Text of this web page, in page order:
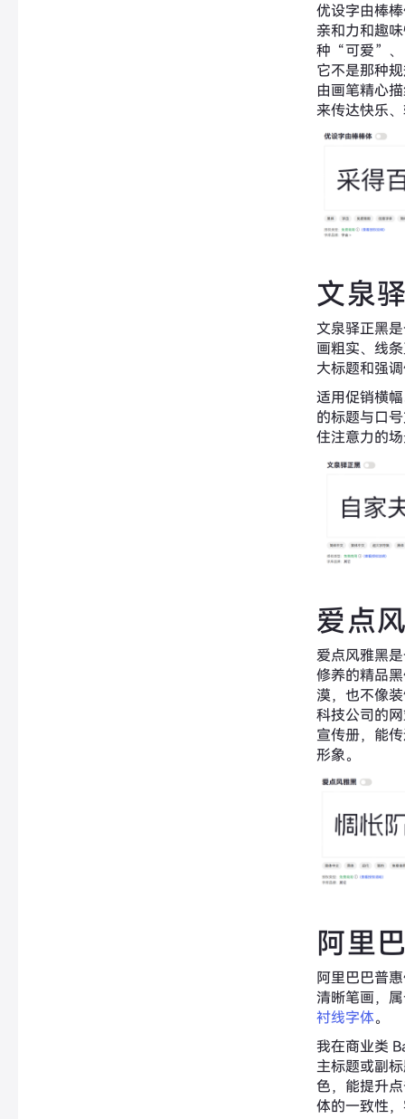
优设字由棒
亲和力和趣
种“可爱”
它不是那种
由画笔精心
来传达快乐
文泉
文泉驿正黑
画粗实、线
大标题和强
适用促销横
的标题与口
住注意力的
爱点
爱点风雅黑
修养的精品
漠，也不像
科技公司的
宣传册，能
形象。
阿里
阿里巴巴普
清晰笔画，
衬线字体。
我在商业类
主标题或副
色，能提升
体的一致性